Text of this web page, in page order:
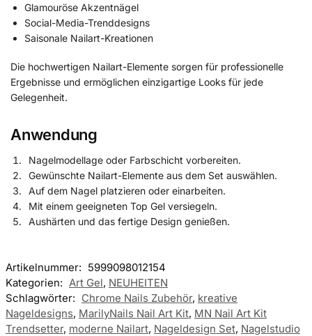
Glamouröse Akzentnägel
Social-Media-Trenddesigns
Saisonale Nailart-Kreationen
Die hochwertigen Nailart-Elemente sorgen für professionelle
Ergebnisse und ermöglichen einzigartige Looks für jede
Gelegenheit.
Anwendung
Nagelmodellage oder Farbschicht vorbereiten.
Gewünschte Nailart-Elemente aus dem Set auswählen.
Auf dem Nagel platzieren oder einarbeiten.
Mit einem geeigneten Top Gel versiegeln.
Aushärten und das fertige Design genießen.
Artikelnummer: 5999098012154
Kategorien: Art Gel, NEUHEITEN
Schlagwörter: Chrome Nails Zubehör, kreative
Nageldesigns, MarilyNails Nail Art Kit, MN Nail Art Kit
Trendsetter, moderne Nailart, Nageldesign Set, Nagelstudio